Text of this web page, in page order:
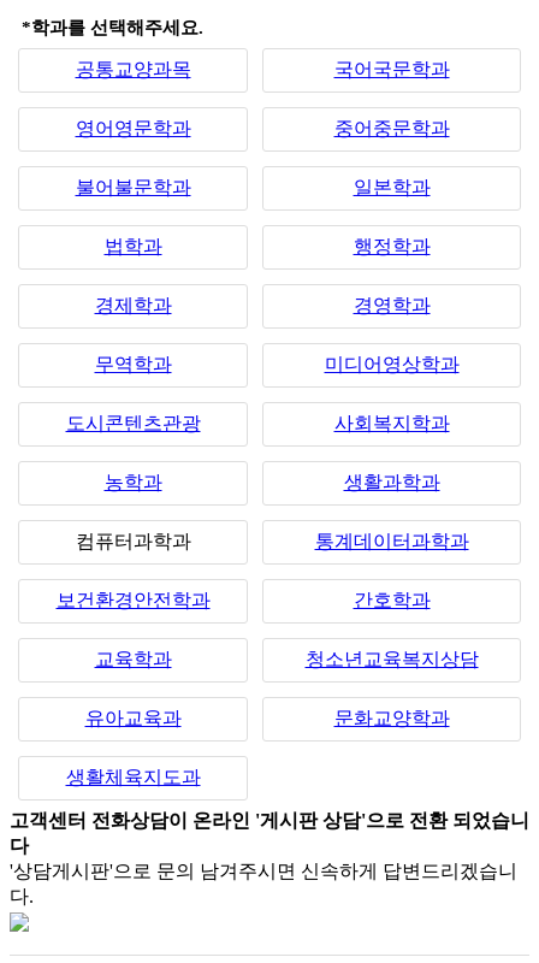
*학과를 선택해주세요.
공통교양과목 국어국문학과
영어영문학과 중어중문학과
불어불문학과 일본학과
법학과 행정학과
경제학과 경영학과
무역학과 미디어영상학과
도시콘텐츠관광 사회복지학과
농학과 생활과학과
컴퓨터과학과 통계데이터과학과
보건환경안전학과 간호학과
교육학과 청소년교육복지상담
유아교육과 문화교양학과
생활체육지도과
고객센터 전화상담이 온라인 '게시판 상담'으로 전환 되었습니
다
'상담게시판'으로 문의 남겨주시면 신속하게 답변드리겠습니
다.